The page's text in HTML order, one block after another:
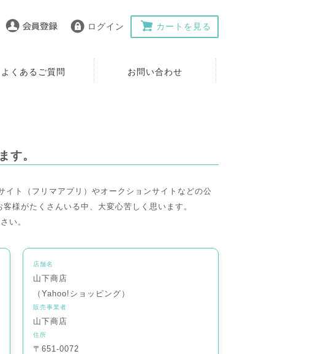
ログイン カートを見る
よくあるご質問 お問い合わせ
す。
ト（フリマアプリ）やオークションサイトなどの公
様がたくさんいる中、大変心苦しく思います。
い。
店舗名
山下商店
（Yahoo!ショッピング）
販売事業者
山下商店
住所
〒651-0072